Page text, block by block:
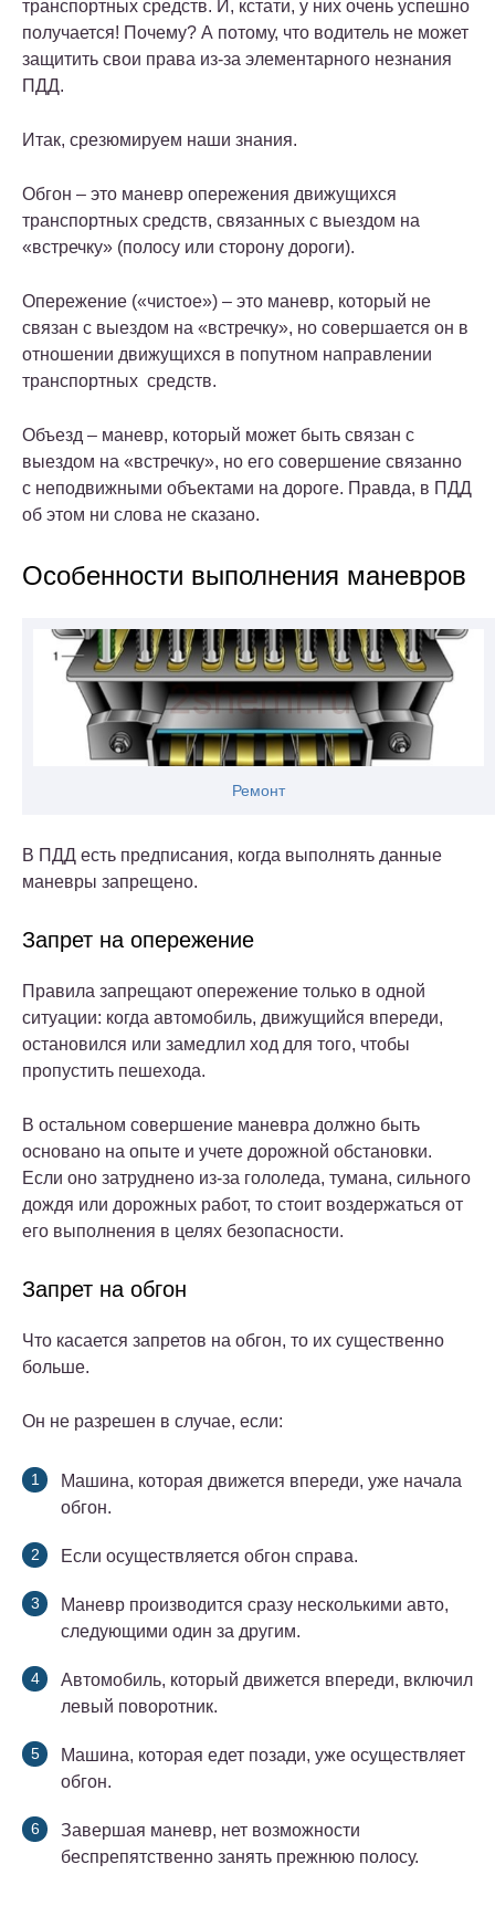
транспортных средств. И, кстати, у них очень успешно
получается! Почему? А потому, что водитель не может
защитить свои права из-за элементарного незнания
ПДД.
Итак, срезюмируем наши знания.
Обгон – это маневр опережения движущихся
транспортных средств, связанных с выездом на
«встречку» (полосу или сторону дороги).
Опережение («чистое») – это маневр, который не
связан с выездом на «встречку», но совершается он в
отношении движущихся в попутном направлении
транспортных средств.
Объезд – маневр, который может быть связан с
выездом на «встречку», но его совершение связанно
с неподвижными объектами на дороге. Правда, в ПДД
об этом ни слова не сказано.
Особенности выполнения маневров
Ремонт
В ПДД есть предписания, когда выполнять данные
маневры запрещено.
Запрет на опережение
Правила запрещают опережение только в одной
ситуации: когда автомобиль, движущийся впереди,
остановился или замедлил ход для того, чтобы
пропустить пешехода.
В остальном совершение маневра должно быть
основано на опыте и учете дорожной обстановки.
Если оно затруднено из-за гололеда, тумана, сильного
дождя или дорожных работ, то стоит воздержаться от
его выполнения в целях безопасности.
Запрет на обгон
Что касается запретов на обгон, то их существенно
больше.
Он не разрешен в случае, если:
Машина, которая движется впереди, уже начала
обгон.
Если осуществляется обгон справа.
Маневр производится сразу несколькими авто,
следующими один за другим.
Автомобиль, который движется впереди, включил
левый поворотник.
Машина, которая едет позади, уже осуществляет
обгон.
Завершая маневр, нет возможности
беспрепятственно занять прежнюю полосу.